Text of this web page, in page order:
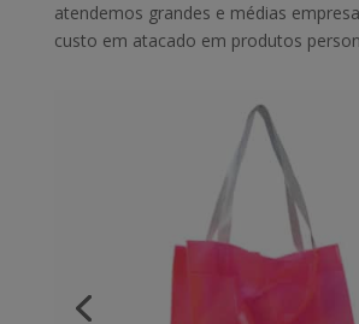
atendemos grandes e médias
custo em atacado em produtos